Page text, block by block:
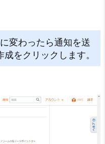
変わったら通知を送
をクリックします。